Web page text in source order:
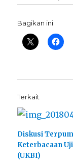
Bagikan ini:
Terkait
Diskusi
Keterbacaan
(UKBI)